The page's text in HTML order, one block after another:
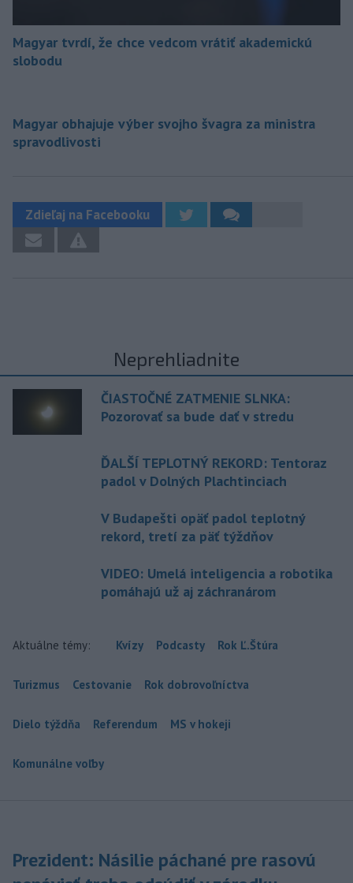
Magyar tvrdí, že chce vedcom vrátiť akademickú
slobodu
Magyar obhajuje výber svojho švagra za ministra
spravodlivosti
Zdieľaj na Facebooku
Neprehliadnite
ČIASTOČNÉ ZATMENIE SLNKA:
Pozorovať sa bude dať v stredu
ĎALŠÍ TEPLOTNÝ REKORD: Tentoraz
padol v Dolných Plachtinciach
V Budapešti opäť padol teplotný
rekord, tretí za päť týždňov
VIDEO: Umelá inteligencia a robotika
pomáhajú už aj záchranárom
Aktuálne témy: Kvízy Podcasty Rok Ľ.Štúra
Turizmus Cestovanie Rok dobrovoľníctva
Dielo týždňa Referendum MS v hokeji
Komunálne voľby
Prezident: Násilie páchané pre rasovú